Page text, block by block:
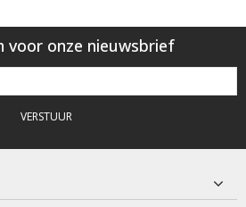
voor onze nieuwsbrief
VERSTUUR